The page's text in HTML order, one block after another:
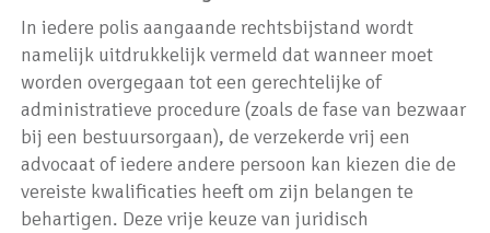
In iedere polis aangaande rechtsbijstand wordt
namelijk uitdrukkelijk vermeld dat wanneer moet
worden overgegaan tot een gerechtelijke of
administratieve procedure (zoals de fase van bezwaar
bij een bestuursorgaan), de verzekerde vrij een
advocaat of iedere andere persoon kan kiezen die de
vereiste kwalificaties heeft om zijn belangen te
behartigen. Deze vrije keuze van juridisch